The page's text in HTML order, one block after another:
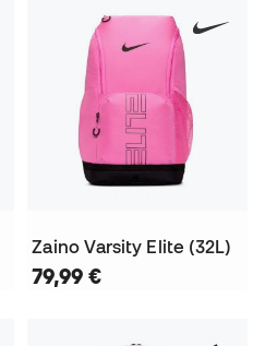
Zaino Varsity Elite (32L)
79,99 €